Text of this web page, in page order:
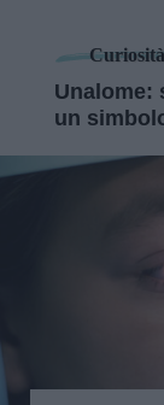
Curiosità
Unalome:
un